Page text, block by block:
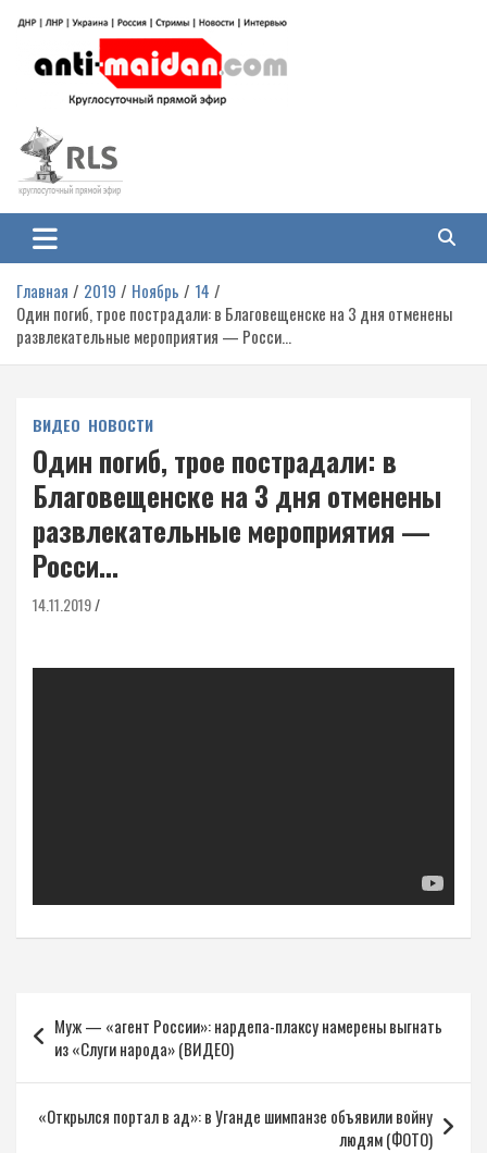
содержимому
Антимайдан: Гражданская война
на Украине
гражданской войне на Украине, включая события в Новороссии, ДНР,
ЛНР и других регионах.
Главная 2019 Ноябрь
14
Один погиб, трое пострадали: в Благовещенске на 3 дня отменены
развлекательные мероприятия — Росси…
ВИДЕО НОВОСТИ
Один погиб, трое пострадали: в
Благовещенске на 3 дня отменены
развлекательные мероприятия —
Росси…
14.11.2019
по
записям
Муж — «агент России»: нардепа-плаксу намерены выгнать
из «Слуги народа» (ВИДЕО)
«Открылся портал в ад»: в Уганде шимпанзе объявили войну
людям (ФОТО)